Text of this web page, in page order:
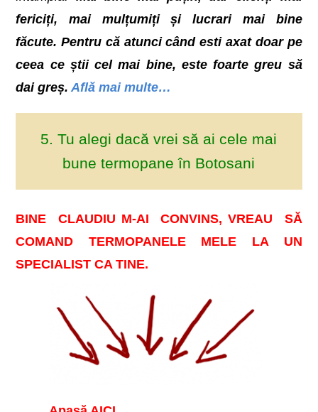
fericiți, mai mulțumiți și lucrari mai bine
făcute. Pentru că atunci când esti axat doar pe
ceea ce știi cel mai bine, este foarte greu să
dai greș. Află mai multe…
5. Tu alegi dacă vrei să ai cele mai
bune termopane în Botosani
BINE CLAUDIU M-AI CONVINS, VREAU SĂ
COMAND TERMOPANELE MELE LA UN
SPECIALIST CA TINE.